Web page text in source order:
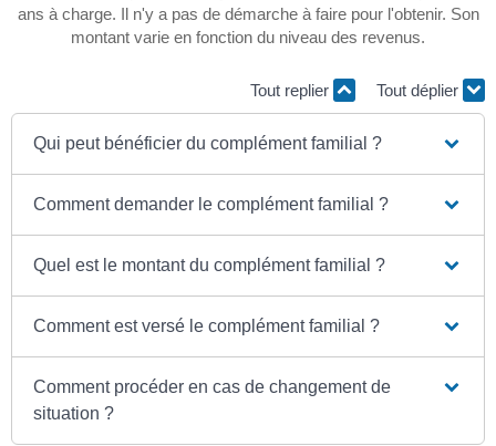
ans à charge. Il n'y a pas de démarche à faire pour l'obtenir. Son
montant varie en fonction du niveau des revenus.
Tout replier Tout déplier
Qui peut bénéficier du complément familial ?
Comment demander le complément familial ?
Quel est le montant du complément familial ?
Comment est versé le complément familial ?
Comment procéder en cas de changement de
situation ?